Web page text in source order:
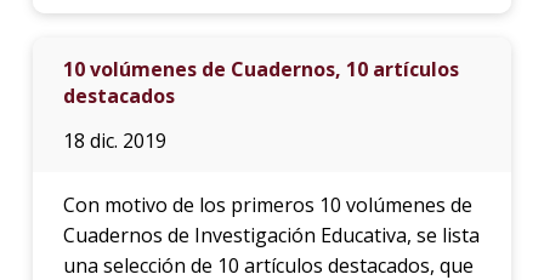
10 volúmenes de Cuadernos, 10 artículos
destacados
18 dic. 2019
Con motivo de los primeros 10 volúmenes de
Cuadernos de Investigación Educativa, se lista
una selección de 10 artículos destacados, que